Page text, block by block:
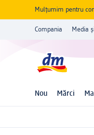
Mulțumim pentru
Compania Media
Nou Mărci